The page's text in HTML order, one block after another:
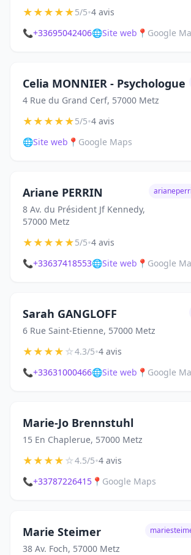
★★★★★5/5•4 avis
📞+33695042406🌐Site web 📍 Google
Celia MONNIER - Psychologue
4 Rue du Grand Cerf, 57000 Metz
★★★★★5/5•4 avis
🌐Site web 📍 Google Maps
Ariane PERRIN
8 Av. du Président Jf Kennedy,
57000 Metz
★★★★★5/5•4 avis
📞+33637418553🌐Site web 📍 Google
Sarah GANGLOFF
6 Rue Saint-Etienne, 57000 Metz
★★★★☆4.3/5•4 avis
📞+33631000466🌐Site web 📍 Google
Marie-Jo Brennstuhl
15 En Chaplerue, 57000 Metz
★★★★☆4.5/5•4 avis
📞+33787226415 📍 Google Maps
Marie Steimer
38 Av. Foch, 57000 Metz